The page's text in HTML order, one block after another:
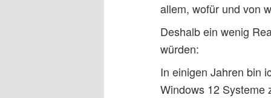
allem, wofür und von
Deshalb ein wenig
würden:
In einigen Jahren bin
Windows 12 Systeme